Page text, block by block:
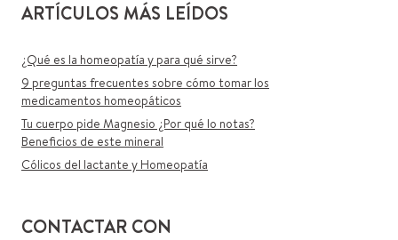
ARTÍCULOS MÁS LEÍDOS
¿Qué es la homeopatía y para qué sirve?
9 preguntas frecuentes sobre cómo tomar los
medicamentos homeopáticos
Tu cuerpo pide Magnesio ¿Por qué lo notas?
Beneficios de este mineral
Cólicos del lactante y Homeopatía
CONTACTAR CON